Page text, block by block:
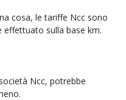
cosa, le tariffe Ncc sono
effettuato sulla base km.
Ncc, potrebbe